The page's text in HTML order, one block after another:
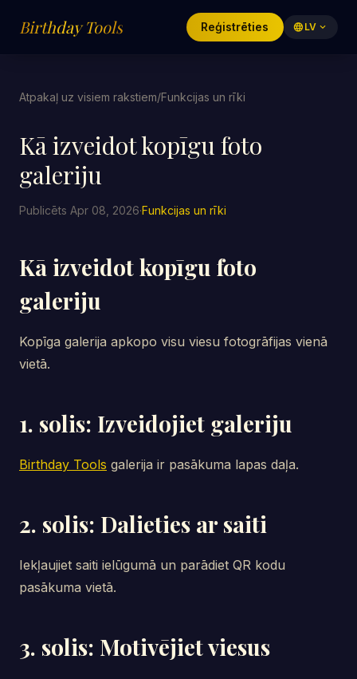
Birthday Tools Reģistrēties language LV expand_more
Atpakaļ uz visiem rakstiem/Funkcijas un rīki
Kā izveidot kopīgu foto
galeriju
Publicēts Apr 08, 2026·Funkcijas un rīki
Kā izveidot kopīgu foto
galeriju
Kopīga galerija apkopo visu viesu fotogrāfijas vienā
vietā.
1. solis: Izveidojiet galeriju
Birthday Tools galerija ir pasākuma lapas daļa.
2. solis: Dalieties ar saiti
Iekļaujiet saiti ielūgumā un parādiet QR kodu
pasākuma vietā.
3. solis: Motivējiet viesus